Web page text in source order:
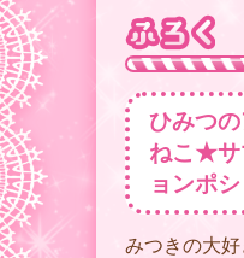
ひみつ
ねこ★サ
ョンポ
みつきの大